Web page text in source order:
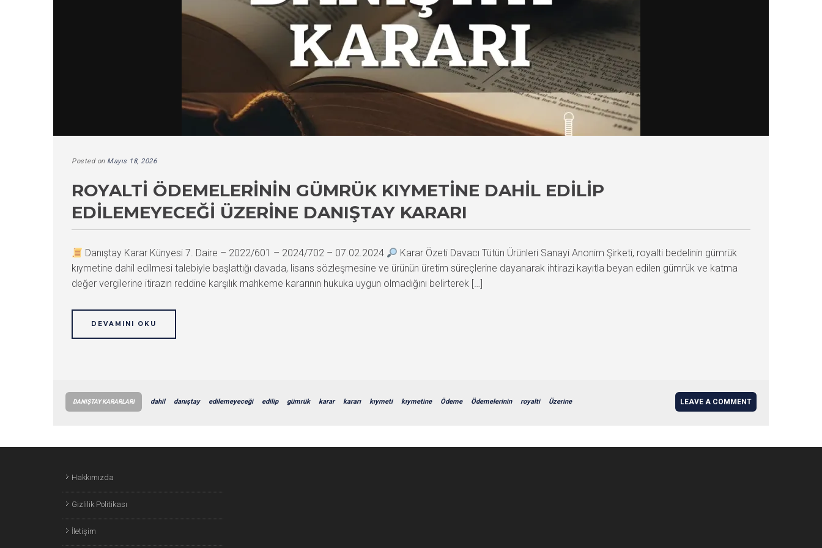
Posted on Mayıs 18, 2026
ROYALTI ÖDEMELERININ GÜMRÜK KIYMETINE DAHIL EDILIP
EDILEMEYECEĞI ÜZERINE DANIŞTAY KARARI
Danıştay Karar Künyesi 7. Daire – 2022/601 – 2024/702 – 07.02.2024
Karar Özeti Davacı Tütün Ürünleri Sanayi Anonim Şirketi, royalti bedelinin gümrük
kıymetine dahil edilmesi talebiyle başlattığı davada, lisans sözleşmesine ve ürünün üretim süreçlerine dayanarak ihtirazi kayıtla beyan edilen gümrük ve katma
değer vergilerine itirazın reddine karşılık mahkeme kararının hukuka uygun olmadığını belirterek […]
DEVAMINI OKU
DANIŞTAY KARARLARI dahil danıştay edilemeyeceği edilip gümrük karar kararı kıymeti kıymetine Ödeme Ödemelerinin royalti Üzerine LEAVE A COMMENT
Hakkımızda
Gizlilik Politikası
İletişim